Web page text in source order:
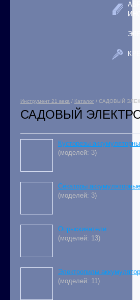
Инструмент 21 века / Каталог / САДОВЫЙ
САДОВЫЙ
Кусторезы
(моделей: 3)
Секаторы аккумуляторные
(моделей: 3)
Опрыскиватели
(моделей: 13)
Электропилы
(моделей: 11)